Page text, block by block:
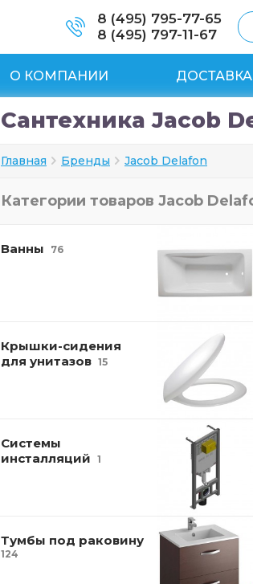
8 (495) 795-77-65
8 (495) 797-11-67
О КОМПАНИИ ДОСТАВКА
Сантехника Jacob
Главная Бренды Jacob Delafon
Категории товаров Jacob
Ванны 76
Крышки-сидения
для унитазов 15
Системы
инсталляций 1
Тумбы под раковину
124